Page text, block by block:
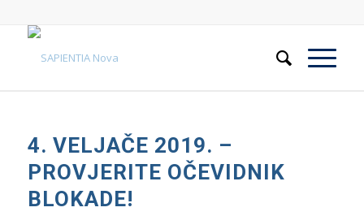
4. VELJAČE 2019. –
PROVJERITE OČEVIDNIK
BLOKADE!